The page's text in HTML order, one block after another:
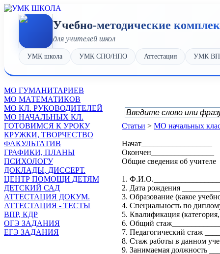
Учебно-методические
для учителей школ
УМК школа УМК СПО/НПО Аттестация УМК
МО ГУМАНИТАРИЕВ
МО МАТЕМАТИКОВ
МО КЛ. РУКОВОДИТЕЛЕЙ
МО НАЧАЛЬНЫХ КЛ.
ГОТОВИМСЯ К УРОКУ
КРУЖКИ, ТВОРЧЕСТВО
ФАКУЛЬТАТИВ
ГРАФИКИ, ПЛАНЫ
ПСИХОЛОГУ
ДОКЛАДЫ, ДИССЕРТ.
ЦЕНТР ПОМОЩИ ДЕТЯМ
ДЕТСКИЙ САД
АТТЕСТАЦИЯ ДОКУМ.
АТТЕСТАЦИЯ - ТЕСТЫ
ВПР, КДР
ОГЭ ЗАДАНИЯ
ЕГЭ ЗАДАНИЯ
Статьи > МО начальных
Начат__________________
Окончен________________
Общие сведения об учителе
1.
2. Дата рождения
3. Образование (какое
4. Специальность по
5. Квалификация
6. Общий
7. Педагогический стаж
8. Стаж работы в данном
9. Занимаемая должность